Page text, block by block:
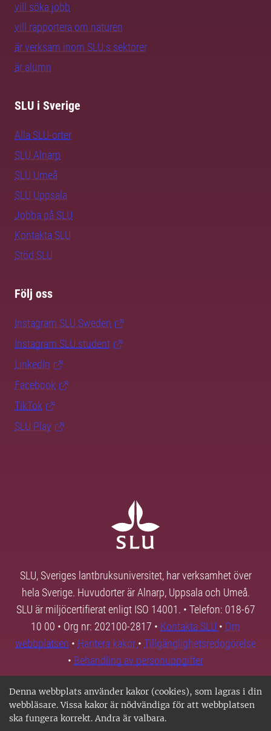
Denna webbplats använder kakor (cookies), som lagras i din
webbläsare. Vissa kakor är nödvändiga för att webbplatsen
ska fungera korrekt. Andra är valbara.
vill söka jobb
vill rapportera om naturen
är verksam inom SLU:s sektorer
är alumn
SLU i Sverige
Alla SLU-orter
SLU Alnarp
SLU Umeå
SLU Uppsala
Jobba på SLU
Kontakta SLU
Stöd SLU
Följ oss
Instagram SLU.Sweden
Instagram SLU.student
LinkedIn
Facebook
TikTok
SLU Play
SLU, Sveriges lantbruksuniversitet, har verksamhet över
hela Sverige. Huvudorter är Alnarp, Uppsala och Umeå.
SLU är miljöcertifierat enligt ISO 14001. • Telefon: 018-67
10 00 • Org nr: 202100-2817 • Kontakta SLU • Om
webbplatsen • Hantera kakor • Tillgänglighetsredogörelse
• Behandling av personuppgifter